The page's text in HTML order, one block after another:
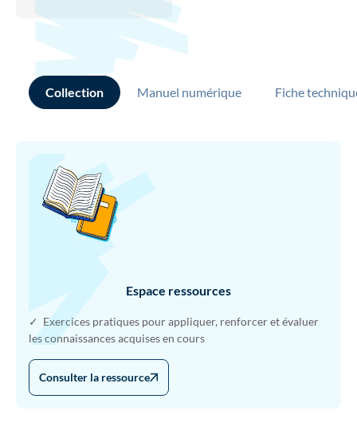
Collection Manuel numérique Fiche
Espace ressources
✓ Exercices pratiques pour appliquer, renforcer et évaluer
les connaissances acquises en cours
Consulter la ressource